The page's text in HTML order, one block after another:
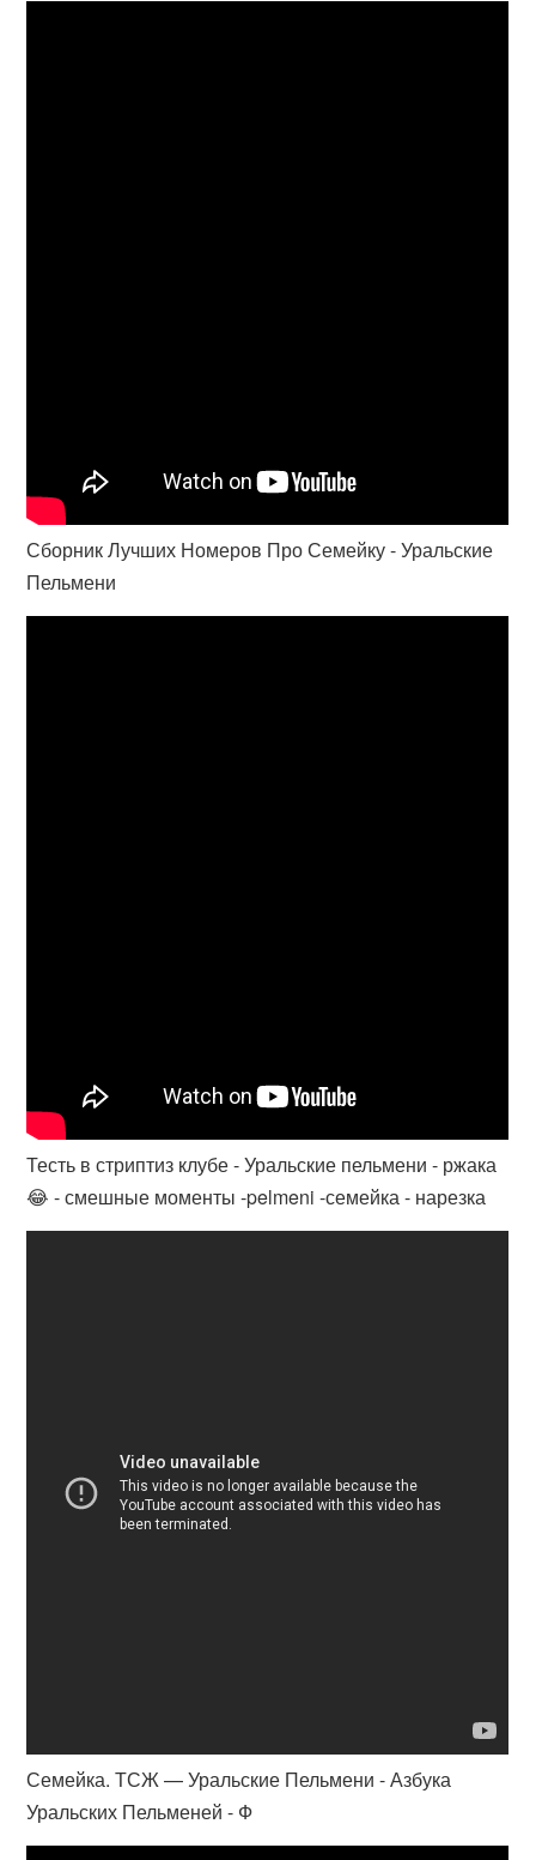
Сборник Лучших Номеров Про Семейку - Уральские
Пельмени
Тесть в стриптиз клубе - Уральские пельмени - ржака
😂 - смешные моменты -pelmeni -семейка - нарезка
Семейка. ТСЖ — Уральские Пельмени - Азбука
Уральских Пельменей - Ф